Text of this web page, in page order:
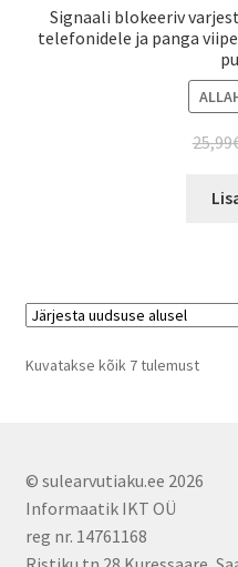
Signaali blokeeriv
telefonidele ja panga
25,99
Kuvatakse kõik 7 tulemustSorted
© sulearvutiaku.ee 2026
Informaatik IKT OÜ
reg nr. 14761168